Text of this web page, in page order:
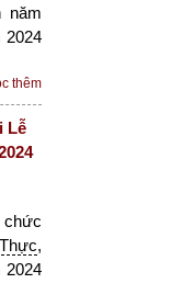
năm
2024
thêm
Lễ
,
2024